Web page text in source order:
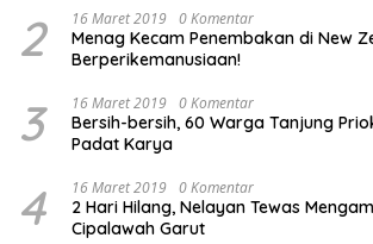
2 16 Maret 2019 0 Komentar
Menag Kecam Penembakan di New
Berperikemanusiaan!
3 16 Maret 2019 0 Komentar
Bersih-bersih, 60 Warga Tanjung
Padat Karya
4 16 Maret 2019 0 Komentar
2 Hari Hilang, Nelayan Tewas
Cipalawah Garut